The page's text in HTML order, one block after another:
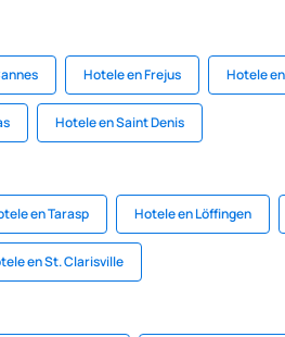
Hotele en Frejus Hotele
Hotele en Saint Denis
en Tarasp Hotele en Löffingen
en St. Clarisville